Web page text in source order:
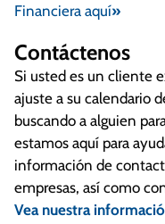
Financiera aquí»
Contáctenos
Si usted es un cliente
ajuste a su calendario
buscando a alguien
estamos aquí para
información de
empresas, así como
Vea nuestra